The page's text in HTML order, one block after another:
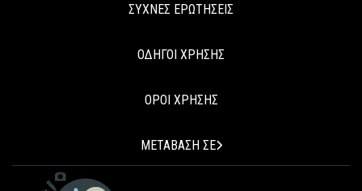
ΣΥΧΝΕΣ ΕΡΩΤΗΣΕΙΣ
ΟΔΗΓΟΙ ΧΡΗΣΗΣ
ΟΡΟΙ ΧΡΗΣΗΣ
ΜΕΤΑΒΑΣΗ ΣΕ